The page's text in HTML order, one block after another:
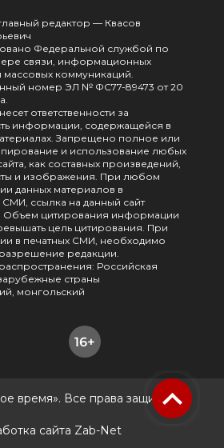
редактор — Квасов
Федеральной службой по
связи, информационных
массовых коммуникаций.
номер ЭЛ № ФС77-89473 от 20
ответственности за
информации, содержащейся в
Запрещено полное или
и использование любых
как составных произведений,
и изображения. При любом
данных материалов в
ссылка на данный сайт
Объем цитирования информации
цель цитирования. При
в печатных СМИ, необходимо
редакции.
Российская
страны
монгольский
время». Все права защищены.
сайта Zab-Net